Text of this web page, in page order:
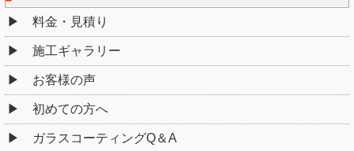
料金・見積り
施工ギャラリー
お客様の声
初めての方へ
ガラスコーティングQ＆A